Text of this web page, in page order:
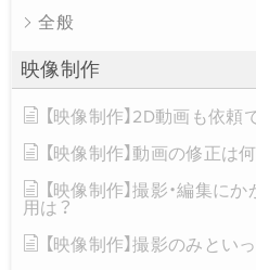
全般
映像制作
【映像制作】2D動画も依頼
【映像制作】動画の修正
【映像制作】撮影・編集に
用は？
【映像制作】撮影のみとい